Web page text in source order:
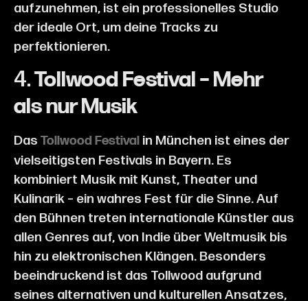
aufzunehmen, ist ein professionelles Studio
der ideale Ort, um deine Tracks zu
perfektionieren.
4.Tollwood Festival – Mehr
als nur Musik
Das Tollwood Festival in München ist eines der
vielseitigsten Festivals in Bayern. Es
kombiniert Musik mit Kunst, Theater und
Kulinarik – ein wahres Fest für die Sinne. Auf
den Bühnen treten internationale Künstler aus
allen Genres auf, von Indie über Weltmusik bis
hin zu elektronischen Klängen. Besonders
beeindruckend ist das Tollwood aufgrund
seines alternativen und kulturellen Ansatzes,